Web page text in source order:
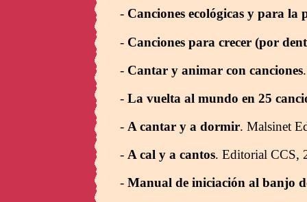
- Canciones ecológicas y para la
- Canciones para crecer (por
- Cantar y animar con canciones
- La vuelta al mundo en 25
- A cantar y a dormir. Malsinet
- A cal y a cantos. Editorial CCS,
- Manual de iniciación al banjo